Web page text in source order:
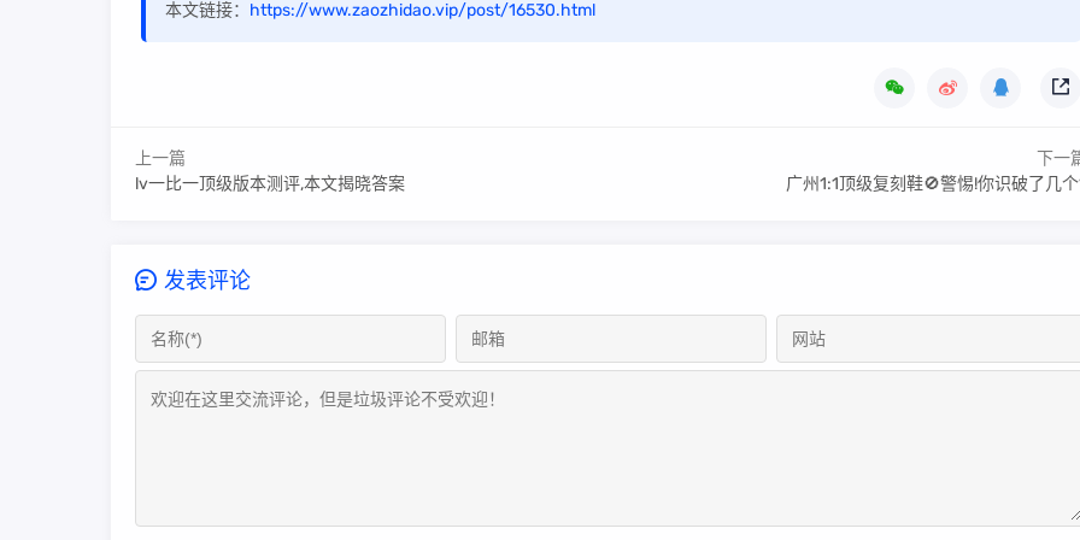
本文链接： https://www.zaozhidao.vip/post/16530.html
上一篇
lv一比一顶级版本测评,本文揭晓答案
下一
广州1:1顶级复刻鞋🚫警惕!你识破了几
发表评论